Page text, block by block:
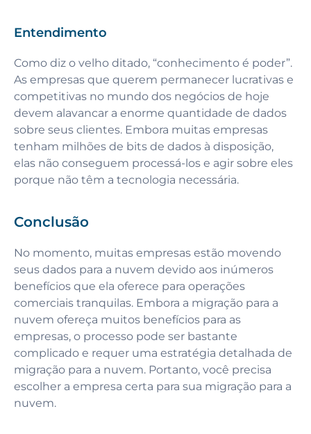
Entendimento
Como diz o velho ditado, “conhecimento é poder”.
As empresas que querem permanecer lucrativas e
competitivas no mundo dos negócios de hoje
devem alavancar a enorme quantidade de dados
sobre seus clientes. Embora muitas empresas
tenham milhões de bits de dados à disposição,
elas não conseguem processá-los e agir sobre eles
porque não têm a tecnologia necessária.
Conclusão
No momento, muitas empresas estão movendo
seus dados para a nuvem devido aos inúmeros
benefícios que ela oferece para operações
comerciais tranquilas. Embora a migração para a
nuvem ofereça muitos benefícios para as
empresas, o processo pode ser bastante
complicado e requer uma estratégia detalhada de
migração para a nuvem. Portanto, você precisa
escolher a empresa certa para sua migração para a
nuvem.